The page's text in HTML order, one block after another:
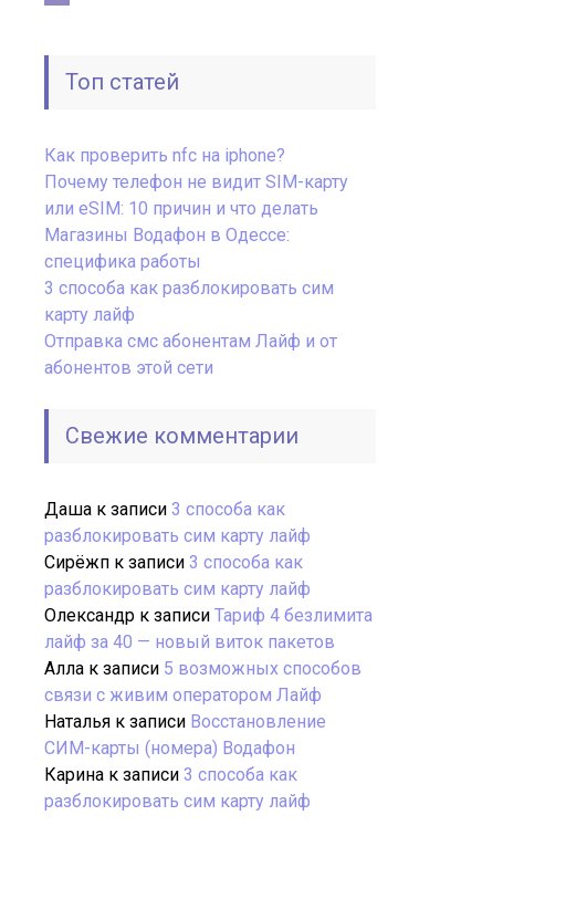
Топ статей
Как проверить nfc на iphone?
Почему телефон не видит SIM-карту
или eSIM: 10 причин и что делать
Магазины Водафон в Одессе:
специфика работы
3 способа как разблокировать сим
карту лайф
Отправка смс абонентам Лайф и от
абонентов этой сети
Свежие комментарии
Даша к записи 3 способа как
разблокировать сим карту лайф
Сирёжп к записи 3 способа как
разблокировать сим карту лайф
Олександр к записи Тариф 4 безлимита
лайф за 40 — новый виток пакетов
Алла к записи 5 возможных способов
связи с живим оператором Лайф
Наталья к записи Восстановление
СИМ-карты (номера) Водафон
Карина к записи 3 способа как
разблокировать сим карту лайф